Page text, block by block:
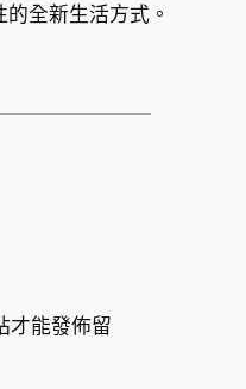
全新生活方式。
才能發佈留